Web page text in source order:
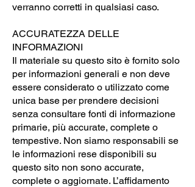
verranno corretti in qualsiasi caso.
ACCURATEZZA DELLE
INFORMAZIONI
Il materiale su questo sito è fornito solo
per informazioni generali e non deve
essere considerato o utilizzato come
unica base per prendere decisioni
senza consultare fonti di informazione
primarie, più accurate, complete o
tempestive. Non siamo responsabili se
le informazioni rese disponibili su
questo sito non sono accurate,
complete o aggiornate. L’affidamento